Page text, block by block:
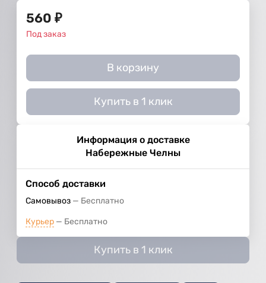
560 ₽
Под заказ
В корзину
Купить в 1 клик
Информация о доставке
Набережные Челны
Способ доставки
Самовывоз Бесплатно
Курьер Бесплатно
Купить в 1 клик